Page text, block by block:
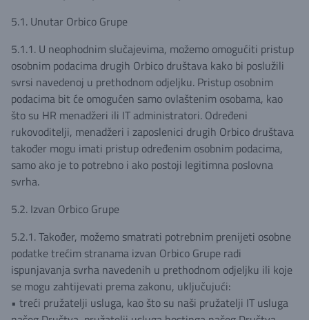
5.1. Unutar Orbico Grupe
5.1.1. U neophodnim slučajevima, možemo omogućiti pristup
osobnim podacima drugih Orbico društava kako bi poslužili
svrsi navedenoj u prethodnom odjeljku. Pristup osobnim
podacima bit će omogućen samo ovlaštenim osobama, kao
što su HR menadžeri ili IT administratori. Određeni
rukovoditelji, menadžeri i zaposlenici drugih Orbico društava
također mogu imati pristup određenim osobnim podacima,
samo ako je to potrebno i ako postoji legitimna poslovna
svrha.
5.2. Izvan Orbico Grupe
5.2.1. Također, možemo smatrati potrebnim prenijeti osobne
podatke trećim stranama izvan Orbico Grupe radi
ispunjavanja svrha navedenih u prethodnom odjeljku ili koje
se mogu zahtijevati prema zakonu, uključujući:
• treći pružatelji usluga, kao što su naši pružatelji IT usluga